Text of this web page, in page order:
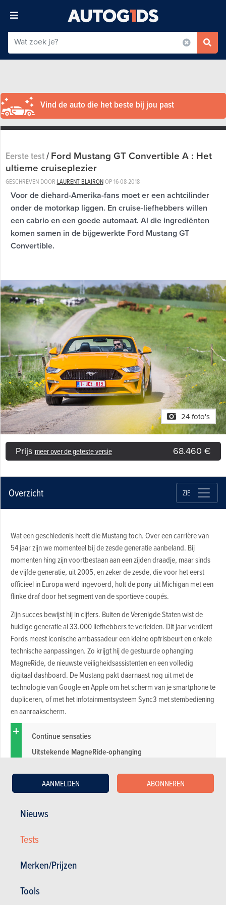
Nieuws
Tests
Merken/Prijzen
Tools
AANMELDEN ABONNEREN
Vind de auto die het beste bij jou past
Eerste test/Ford Mustang GT Convertible A : Het
ultieme cruiseplezier
GESCHREVEN DOOR LAURENT BLAIRONOP16-08-2018
Voor de diehard-Amerika-fans moet er een achtcilinder
onder de motorkap liggen. En cruise-liefhebbers willen
een cabrio en een goede automaat. Al die ingrediënten
komen samen in de bijgewerkte Ford Mustang GT
Convertible.
24 foto's
Prijs meer over de geteste versie 68.460 €
Overzicht ZIE
Wat een geschiedenis heeft die Mustang toch. Over een carrière van
54 jaar zijn we momenteel bij de zesde generatie aanbeland. Bij
momenten hing zijn voortbestaan aan een zijden draadje, maar sinds
de vijfde generatie, uit 2005, en zeker de zesde, die voor het eerst
officieel in Europa werd ingevoerd, holt de pony uit Michigan met een
flinke draf door het segment van de sportieve coupés.
Zijn succes bewijst hij in cijfers. Buiten de Verenigde Staten wist de
huidige generatie al 33.000 liefhebbers te verleiden. Dit jaar verdient
Fords meest iconische ambassadeur een kleine opfrisbeurt en enkele
technische aanpassingen. Zo krijgt hij de gestuurde ophanging
MagneRide, de nieuwste veiligheidsassistenten en een volledig
digitaal dashboard. De Mustang pakt daarnaast nog uit met de
technologie van Google en Apple om het scherm van je smartphone te
dupliceren, of met het infotainmentsysteem Sync3 met stembediening
en aanraakscherm.
Continue sensaties
Uitstekende MagneRide-ophanging
Geslaagd digitaal instrumentenpaneel
Toegang achterin met gesloten kap
Stevig bandenbudget
Bediening kap enkel bij stilstand